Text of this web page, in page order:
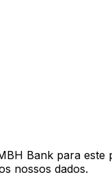
Bank para
nossos dados.